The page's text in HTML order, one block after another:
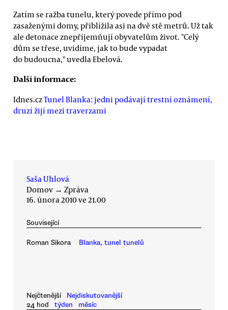
Zatím se ražba tunelu, který povede přímo pod
zasaženými domy, přiblížila asi na dvě stě metrů. Už tak
ale detonace znepříjemňují obyvatelům život. "Celý
dům se třese, uvidíme, jak to bude vypadat
do budoucna," uvedla Ebelová.
Další informace:
Idnes.czTunel Blanka: jedni podávají trestní oznámení,
druzí žijí mezi traverzami
Saša Uhlová
Domov → Zpráva
16. února 2010 ve 21.00
Související
Roman Sikora Blanka, tunel tunelů
Nejčtenější
Nejdiskutovanější
24 hod
týden měsíc